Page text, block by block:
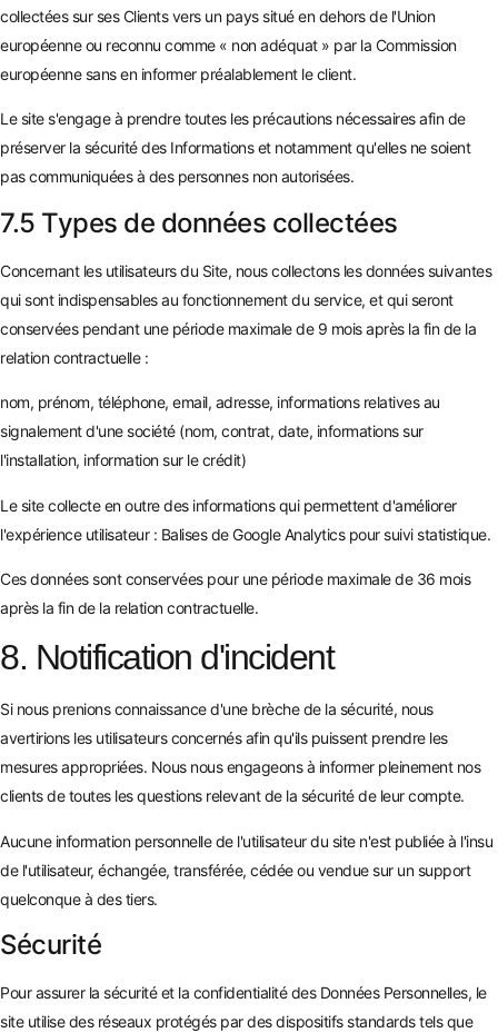
collectées sur ses Clients vers un pays situé en dehors de l'Union
européenne ou reconnu comme « non adéquat » par la Commission
européenne sans en informer préalablement le client.
Le site s'engage à prendre toutes les précautions nécessaires afin de
préserver la sécurité des Informations et notamment qu'elles ne soient
pas communiquées à des personnes non autorisées.
7.5 Types de données collectées
Concernant les utilisateurs du Site, nous collectons les données suivantes
qui sont indispensables au fonctionnement du service, et qui seront
conservées pendant une période maximale de 9 mois après la fin de la
relation contractuelle :
nom, prénom, téléphone, email, adresse, informations relatives au
signalement d'une société (nom, contrat, date, informations sur
l'installation, information sur le crédit)
Le site collecte en outre des informations qui permettent d'améliorer
l'expérience utilisateur : Balises de Google Analytics pour suivi statistique.
Ces données sont conservées pour une période maximale de 36 mois
après la fin de la relation contractuelle.
8. Notification d'incident
Si nous prenions connaissance d'une brèche de la sécurité, nous
avertirions les utilisateurs concernés afin qu'ils puissent prendre les
mesures appropriées. Nous nous engageons à informer pleinement nos
clients de toutes les questions relevant de la sécurité de leur compte.
Aucune information personnelle de l'utilisateur du site n'est publiée à l'insu
de l'utilisateur, échangée, transférée, cédée ou vendue sur un support
quelconque à des tiers.
Sécurité
Pour assurer la sécurité et la confidentialité des Données Personnelles, le
site utilise des réseaux protégés par des dispositifs standards tels que